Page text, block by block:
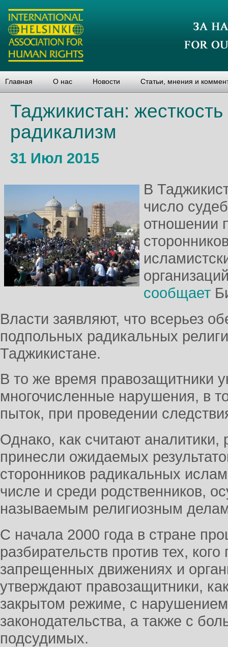
Главная О нас Новости Статьи, мнения и
Таджикистан:
радикализм
31 Июл 2015
В
число
отношении
сообщает
Власти заявляют, что всерьез
подпольных радикальных
Таджикистане.
В то же время правозащитники
многочисленные нарушения, в
пыток, при проведении
Однако, как считают аналитики,
принесли ожидаемых
сторонников радикальных
числе и среди родственников,
называемым религиозным
С начала 2000 года в стране
разбирательств против тех,
запрещенных движениях и
утверждают правозащитники,
закрытом режиме, с
законодательства, а также с
подсудимых.